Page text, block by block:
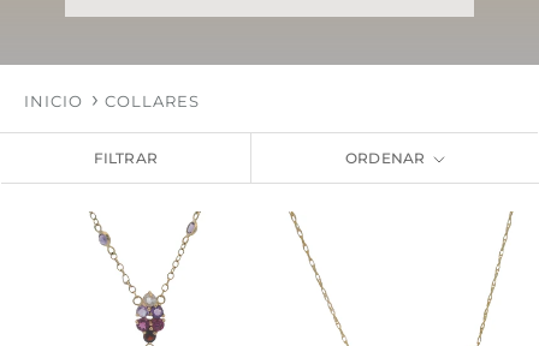
INICIO COLLARES
FILTRAR ORDENAR